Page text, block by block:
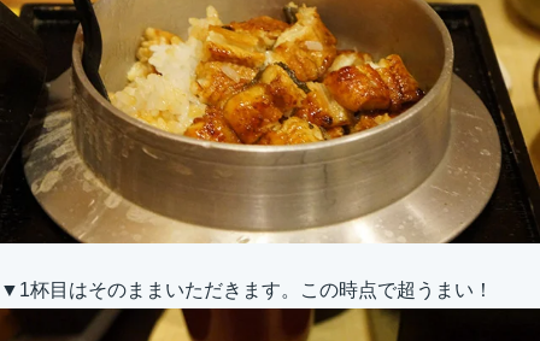
▼1杯目はそのままいただきます。この時点で超うまい！